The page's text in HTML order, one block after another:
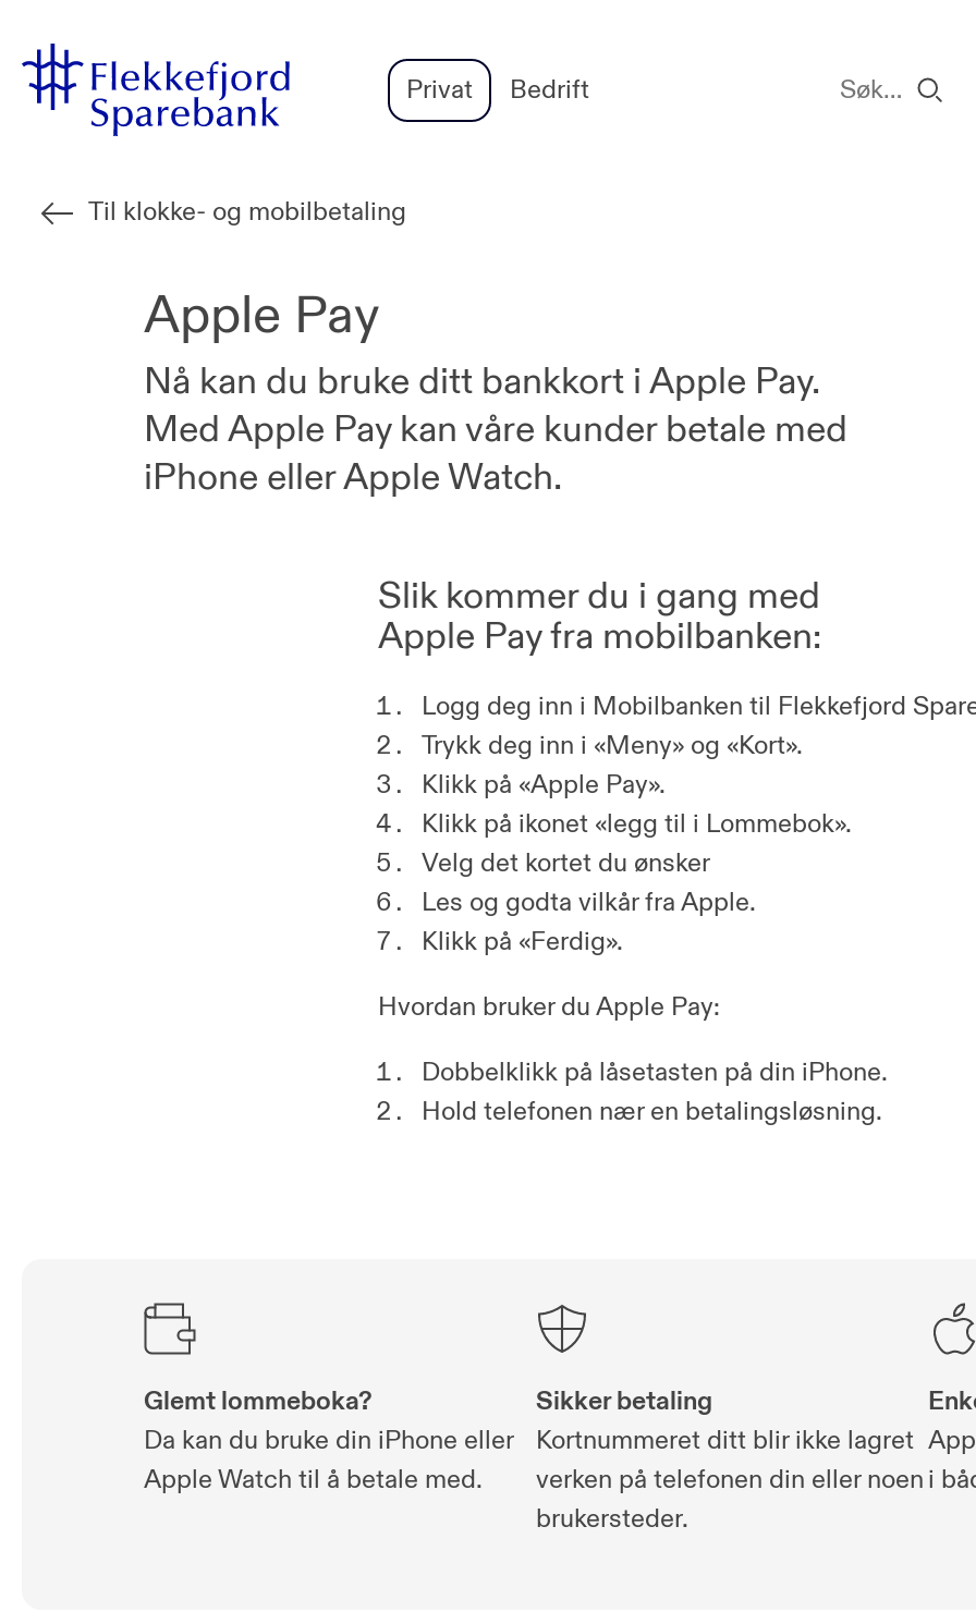
Sparebank
Privat
Bedrift
Til klokke- og mobilbetaling
Apple Pay
Nå kan du bruke ditt bankkort i Apple Pay.
Med Apple Pay kan våre kunder betale med
iPhone eller Apple Watch.
Slik kommer du i gang med
Apple Pay fra mobilbanken:
Logg deg inn i Mobilbanken til Flekkefjord
Trykk deg inn i «Meny» og «Kort».
Klikk på «Apple Pay».
Klikk på ikonet «legg til i Lommebok».
Velg det kortet du ønsker
Les og godta vilkår fra Apple.
Klikk på «Ferdig».
Hvordan bruker du Apple Pay:
Dobbelklikk på låsetasten på din iPhone.
Hold telefonen nær en betalingsløsning.
Glemt lommeboka?
Da kan du bruke din iPhone eller
Apple Watch til å betale med.
Sikker betaling
Kortnummeret ditt blir ikke lagret
verken på telefonen din eller noen
brukersteder.
i
Miljøfyrtårn-